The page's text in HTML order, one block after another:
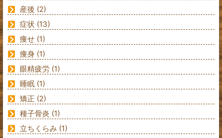
産後 (2)
症状 (13)
痩せ (1)
痩身 (1)
眼精疲労 (1)
睡眠 (1)
矯正 (2)
種子骨炎 (1)
立ちくらみ (1)